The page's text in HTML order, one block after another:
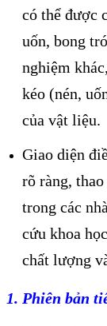
có thể được
uốn, bong
nghiệm
kéo (nén,
của vật liệu.
Giao diện
rõ ràng,
trong các
cứu khoa
chất lượng
1. Phiên bản